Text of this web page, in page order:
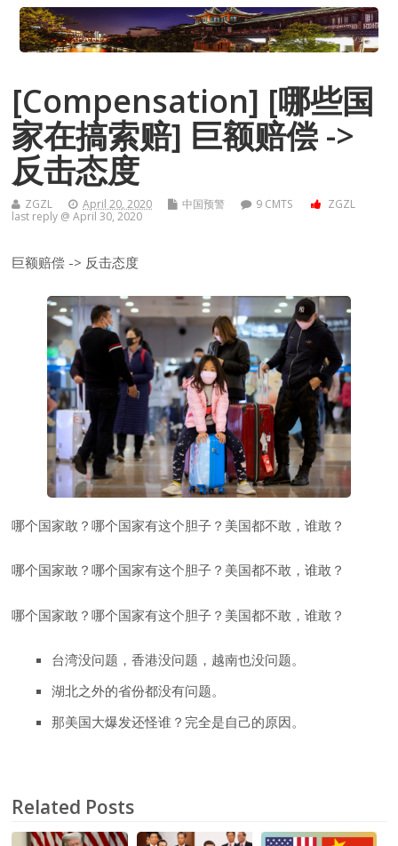
[Compensation] [哪些国
家在搞索赔] 巨额赔偿 ->
反击态度
ZGZL April 20, 2020 中国预警 9 CMTS
ZGZL
last reply @ April 30, 2020
巨额赔偿 -> 反击态度
哪个国家敢？哪个国家有这个胆子？美国都不敢，谁敢？
哪个国家敢？哪个国家有这个胆子？美国都不敢，谁敢？
哪个国家敢？哪个国家有这个胆子？美国都不敢，谁敢？
台湾没问题，香港没问题，越南也没问题。
湖北之外的省份都没有问题。
那美国大爆发还怪谁？完全是自己的原因。
Related Posts